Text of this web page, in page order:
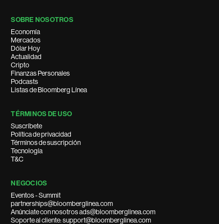
SOBRE NOSOTROS
Economía
Mercados
Dólar Hoy
Actualidad
Cripto
Finanzas Personales
Podcasts
Listas de Bloomberg Línea
TÉRMINOS DE USO
Suscríbete
Política de privacidad
Términos de suscripción
Tecnología
T&C
NEGOCIOS
Eventos - Summit
partnerships@bloomberglinea.com
Anúnciate con nosotros ads@bloomberglinea.com
Soporte al cliente: support@bloomberglinea.com